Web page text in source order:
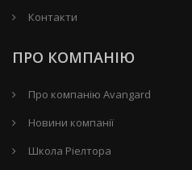
Контакти
ПРО КОМПАНІЮ
Про компанію Avangard
Новини компанії
Школа Ріелтора